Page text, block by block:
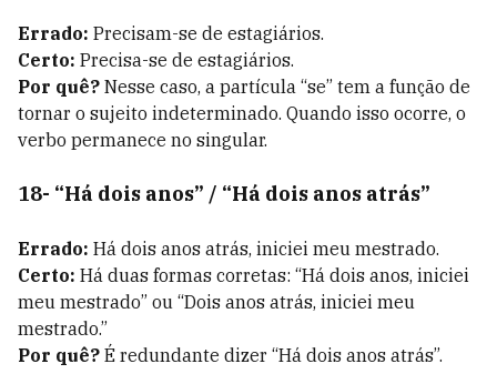
Errado: Precisam-se de estagiários.
Certo: Precisa-se de estagiários.
Por quê? Nesse caso, a partícula “se” tem a função de
tornar o sujeito indeterminado. Quando isso ocorre, o
verbo permanece no singular.
18- “Há dois anos” / “Há dois anos atrás”
Errado: Há dois anos atrás, iniciei meu mestrado.
Certo: Há duas formas corretas: “Há dois anos, iniciei
meu mestrado” ou “Dois anos atrás, iniciei meu
mestrado.”
Por quê? É redundante dizer “Há dois anos atrás”.